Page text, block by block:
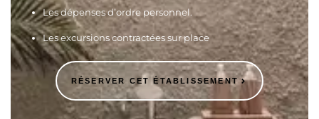
Les dépenses d’ordre personnel.
Les excursions contractées sur place
RÉSERVER CET ÉTABLISSEMENT